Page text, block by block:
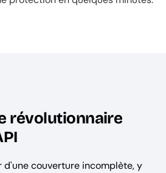
révolutionnaire
d'une couverture incomplète, y